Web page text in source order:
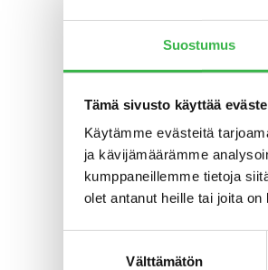
Suostumus
Tämä sivusto käyttää
Käytämme evästeitä
ja kävijämäärämme
kumppaneillemme tietoja
olet antanut heille tai joita
Välttämätön
Myös
ainetta
–